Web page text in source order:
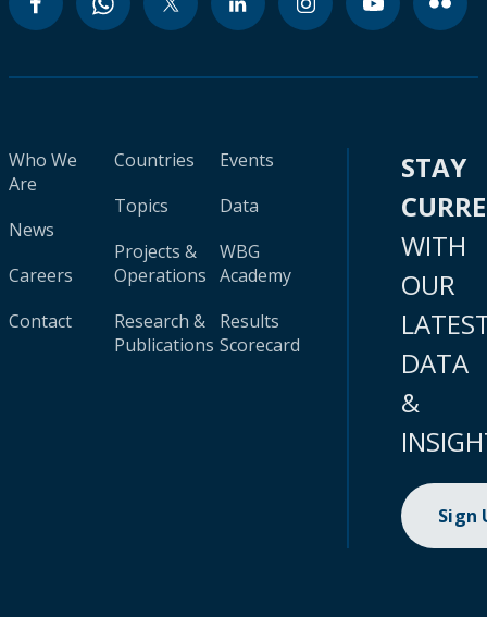
Who We
Are
News
Careers
Contact
Countries
Topics
Projects &
Operations
Research &
Publications
Events
Data
WBG
Academy
Results
Scorecard
STAY
WITH
OUR
DATA
&
Sign